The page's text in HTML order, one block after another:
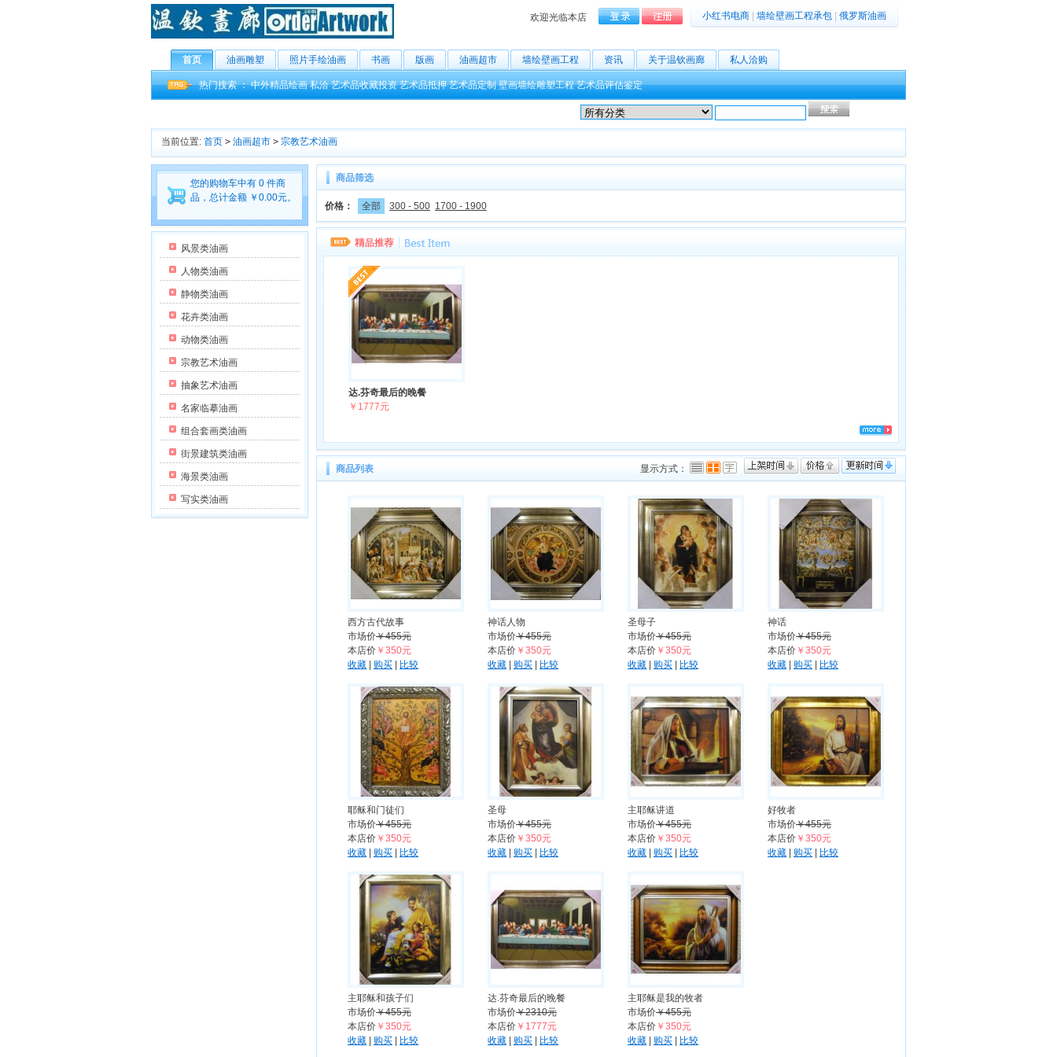
欢迎光临本店 小红书电商 墙绘壁画工程承包 俄罗斯油画
首页 油画雕塑 照片手绘油画 书画 版画 油画超市 墙绘壁画工程 资讯 关于温钦画廊 私人洽购
热门搜索 ：中外精品绘画 私洽 艺术品收藏投资 艺术品抵押 艺术品定制 壁画墙绘雕塑工程 艺术品评估鉴定
当前位置: 首页 > 油画超市 > 宗教艺术油画
您的购物车中有 0 件商
品，总计金额 ￥0.00元。
风景类油画
人物类油画
静物类油画
花卉类油画
动物类油画
宗教艺术油画
抽象艺术油画
名家临摹油画
组合套画类油画
街景建筑类油画
海景类油画
写实类油画
商品筛选
价格： 全部 300 - 500 1700 - 1900
达.芬奇最后的晚餐
￥1777元
商品列表 显示方式：
西方古代故事
市场价￥455元
本店价 ￥350元
收藏
购买 比较
神话人物
市场价￥455元
本店价 ￥350元
收藏
购买 比较
圣母子
市场价￥455元
本店价 ￥350元
收藏
购买 比较
神话
市场价￥455元
本店价 ￥350元
收藏
购买 比较
耶稣和门徒们
市场价￥455元
本店价 ￥350元
收藏
购买 比较
圣母
市场价￥455元
本店价 ￥350元
收藏
购买 比较
主耶稣讲道
市场价￥455元
本店价 ￥350元
收藏
购买 比较
好牧者
市场价￥455元
本店价 ￥350元
收藏
购买 比较
主耶稣和孩子们
市场价￥455元
本店价 ￥350元
收藏
购买 比较
达.芬奇最后的晚餐
市场价￥2310元
本店价 ￥1777元
收藏
购买 比较
主耶稣是我的牧者
市场价￥455元
本店价 ￥350元
收藏
购买 比较